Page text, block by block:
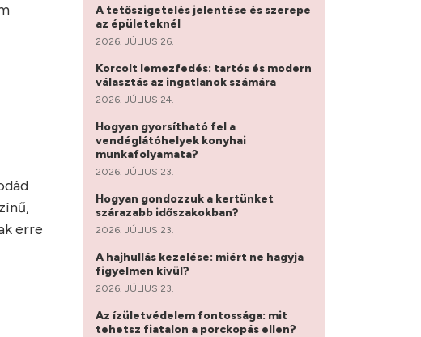
erre
A tetőszigetelés jelentése és szerepe
az épületeknél
2026. JÚLIUS 26.
Korcolt lemezfedés: tartós és modern
választás az ingatlanok számára
2026. JÚLIUS 24.
Hogyan gyorsítható fel a
vendéglátóhelyek konyhai
munkafolyamata?
2026. JÚLIUS 23.
Hogyan gondozzuk a kertünket
szárazabb időszakokban?
2026. JÚLIUS 23.
A hajhullás kezelése: miért ne hagyja
figyelmen kívül?
2026. JÚLIUS 23.
Az ízületvédelem fontossága: mit
tehetsz fiatalon a porckopás ellen?